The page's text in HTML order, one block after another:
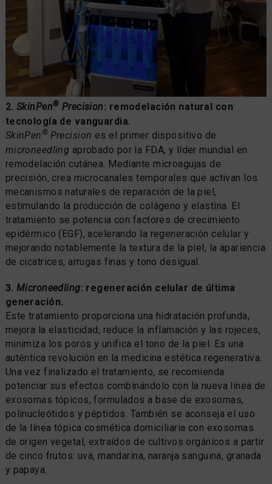
2. SkinPen® Precision: remodelación natural con
tecnología de vanguardia.
SkinPen ® Precision es el primer dispositivo de
microneedling aprobado por la FDA, y líder mundial en
remodelación cutánea. Mediante microagujas de
precisión, crea microcanales temporales que activan los
mecanismos naturales de reparación de la piel,
estimulando la producción de colágeno y elastina. El
tratamiento se potencia con factores de crecimiento
epidérmico (EGF), acelerando la regeneración celular y
mejorando notablemente la textura de la piel, la apariencia
de cicatrices, arrugas finas y tono desigual.
3. Microneedling: regeneración celular de última
generación.
Este tratamiento proporciona una hidratación profunda,
mejora la elasticidad, reduce la inflamación y las rojeces,
minimiza los poros y unifica el tono de la piel. Es una
auténtica revolución en la medicina estética regenerativa.
Una vez finalizado el tratamiento, se recomienda
potenciar sus efectos combinándolo con la nueva línea de
exosomas tópicos, formulados a base de exosomas,
polinucleótidos y péptidos. También se aconseja el uso
de la línea tópica cosmética domiciliaria con exosomas
de origen vegetal, extraídos de cultivos orgánicos a partir
de cinco frutos: uva, mandarina, naranja sanguina, granada
y papaya.